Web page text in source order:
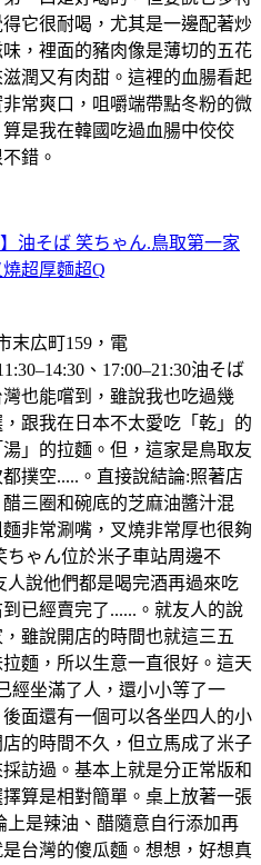
它很耐喝，尤其是一邊配著炒
，裡面的豬肉像是薄切的五花
潤又有肉甜。這裡的血腸看起
常爽口，咀嚼端帶點冬粉的微
是我在韓國吃過血腸中佼佼
錯。
油そば 笑ちゃん.鳥取第一家
超厚麵超Q
末広町159，電
、17:00–21:30油そば
也能嚐到，雖說我也吃過幾
跟我在日本不太愛吃「乾」的
」的拉麵。但，這家是鳥取友
撲空.....。直接說結論:照著店
三圈和碗底的芝麻油醬汁混
非常涮嘴，叉燒非常厚也很夠
ゃん位於米子車站周邊不
人說他們都是喝完酒再過來吃
已經賣完了......。就友人的說
雖說開店的時間也就這三五
麵，所以生意一直很好。這天
經坐滿了人，還小小等了一
面還有一個可以各坐四人的小
的時間不久，但立馬成了米子
訪過。基本上就是分正常版和
算是相對簡單。桌上放著一張
上是辣油、醋隨意自行添加再
台灣的傻瓜麵。想想，好想真